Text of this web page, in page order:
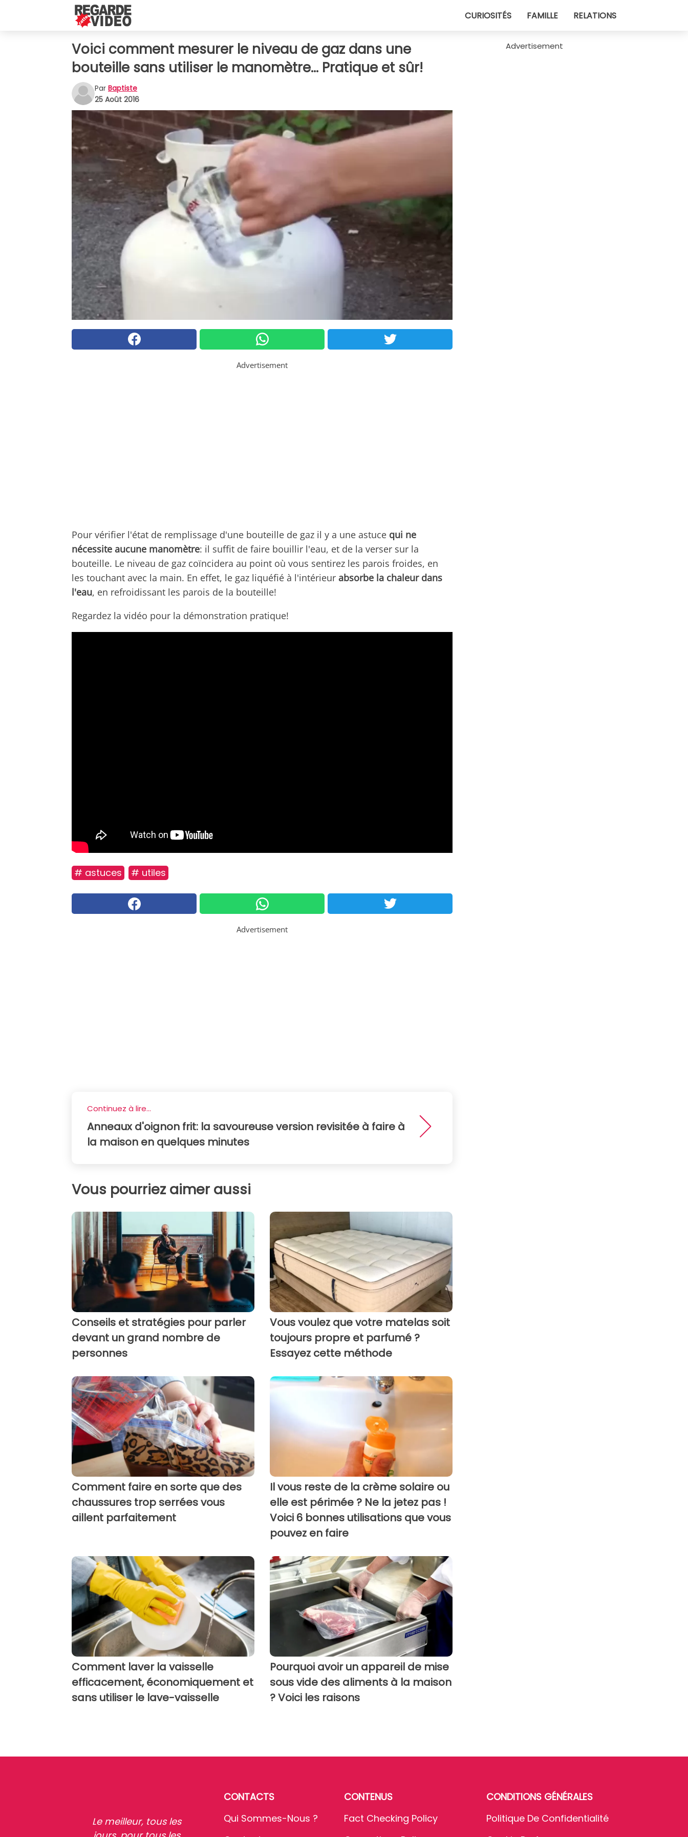
CURIOSITÉS FAMILLE RELATIONS
Voici comment mesurer le niveau de gaz dans une
bouteille sans utiliser le manomètre... Pratique et sûr!
Par Baptiste
25 Août 2016
Advertisement
Pour vérifier l'état de remplissage d'une bouteille de gaz il y a une astuce qui ne
nécessite aucune manomètre: il suffit de faire bouillir l'eau, et de la verser sur la
bouteille. Le niveau de gaz coïncidera au point où vous sentirez les parois froides, en
les touchant avec la main. En effet, le gaz liquéfié à l'intérieur absorbe la chaleur dans
l'eau, en refroidissant les parois de la bouteille!
Regardez la vidéo pour la démonstration pratique!
# astuces # utiles
Advertisement
Continuez à lire...
Anneaux d'oignon frit: la savoureuse version revisitée à faire à
la maison en quelques minutes
Vous pourriez aimer aussi
Conseils et stratégies pour parler
devant un grand nombre de
personnes
Vous voulez que votre matelas soit
toujours propre et parfumé ?
Essayez cette méthode
Comment faire en sorte que des
chaussures trop serrées vous
aillent parfaitement
Il vous reste de la crème solaire ou
elle est périmée ? Ne la jetez pas !
Voici 6 bonnes utilisations que vous
pouvez en faire
Comment laver la vaisselle
efficacement, économiquement et
sans utiliser le lave-vaisselle
Pourquoi avoir un appareil de mise
sous vide des aliments à la maison
? Voici les raisons
Advertisement
Le meilleur, tous les
CONTACTS
Qui Sommes-Nous ?
CONTENUS
Fact Checking Policy
CONDITIONS GÉNÉRALES
Politique De Confidentialité